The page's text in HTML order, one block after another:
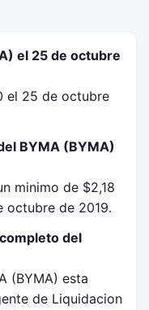
el 25 de octubre
el 25 de octubre
BYMA (BYMA)
minimo de $2,18
octubre de 2019.
del
(BYMA) esta
de Liquidacion